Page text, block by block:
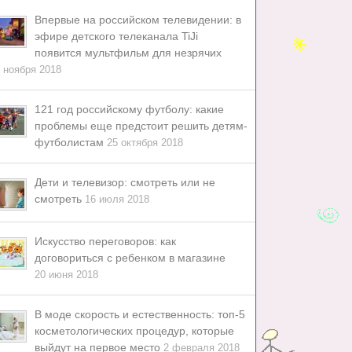
Впервые на российском телевидении: в
эфире детского телеканала TiJi
появится мультфильм для незрячих
ноября 2018
121 год российскому футболу: какие
проблемы еще предстоит решить детям-
футболистам 25 октября 2018
Дети и телевизор: смотреть или не
смотреть 16 июля 2018
Искусство переговоров: как
договориться с ребенком в магазине
20 июня 2018
В моде скорость и естественность: топ-5
косметологических процедур, которые
выйдут на первое место 2 февраля 2018